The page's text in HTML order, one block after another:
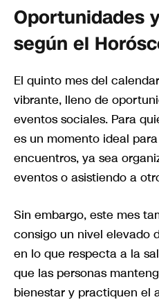
Oportunidades
según el
El quinto mes del
vibrante, lleno de
eventos sociales. Para
es un momento ideal
encuentros, ya sea
eventos o asistiendo a
Sin embargo, este mes
consigo un nivel elevado
en lo que respecta a la
que las personas
bienestar y practiquen el